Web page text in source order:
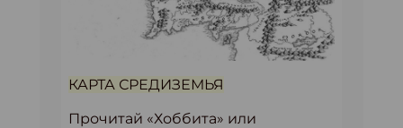
КАРТА СРЕДИЗЕМЬЯ
Прочитай «Хоббита» или